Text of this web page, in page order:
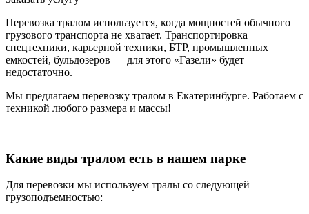
Перевозка тралом используется, когда мощностей обычного
грузового транспорта не хватает. Транспортировка
спецтехники, карьерной техники, БТР, промышленных
емкостей, бульдозеров — для этого «Газели» будет
недостаточно.
Мы предлагаем перевозку тралом в Екатеринбурге. Работаем с
техникой любого размера и массы!
Какие виды тралом есть в нашем парке
Для перевозки мы используем тралы со следующей
грузоподъемностью: